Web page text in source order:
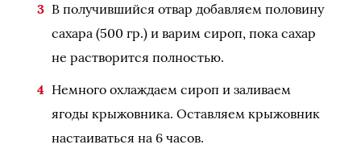
В получившийся отвар добавляем половину
сахара (500 гр.) и варим сироп, пока сахар
не растворится полностью.
Немного охлаждаем сироп и заливаем
ягоды крыжовника. Оставляем крыжовник
настаиваться на 6 часов.